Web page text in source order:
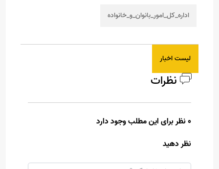
اداره_کل_امور_بانوان_و_خانواده
لیست اخبار
نظرات
0 نظر برای این مطلب وجود دارد
نظر دهید